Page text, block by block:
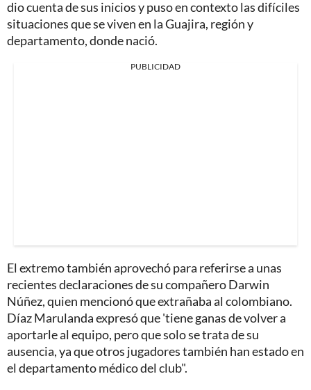
dio cuenta de sus inicios y puso en contexto las difíciles
situaciones que se viven en la Guajira, región y
departamento, donde nació.
PUBLICIDAD
El extremo también aprovechó para referirse a unas
recientes declaraciones de su compañero Darwin
Núñez, quien mencionó que extrañaba al colombiano.
Díaz Marulanda expresó que 'tiene ganas de volver a
aportarle al equipo, pero que solo se trata de su
ausencia, ya que otros jugadores también han estado en
el departamento médico del club".